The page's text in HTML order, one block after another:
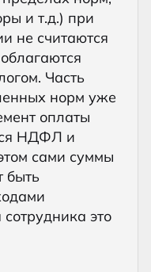
и т.д.) при
не считаются
Часть
норм уже
оплаты
НДФЛ и
сами суммы
быть
это